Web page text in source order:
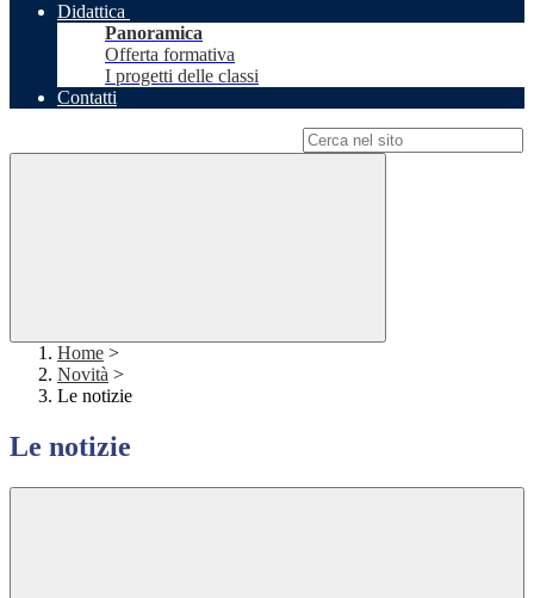
Didattica
Panoramica
Offerta formativa
I progetti delle classi
Contatti
Home >
Novità >
Le notizie
Le notizie